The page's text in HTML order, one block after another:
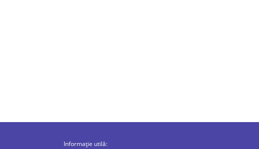
Informație utilă: